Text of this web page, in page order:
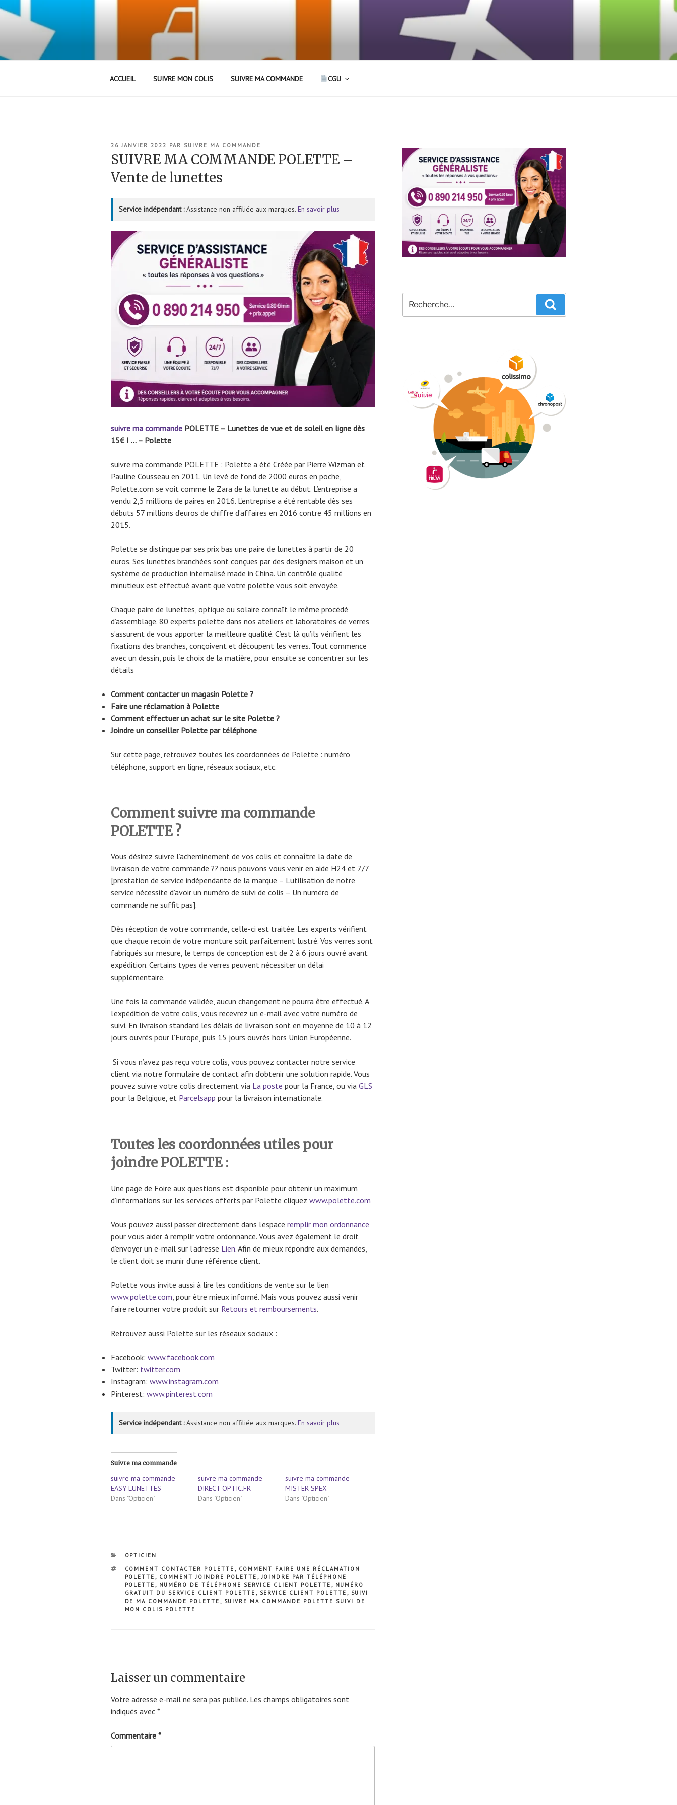
Aller
ACCUEIL SUIVRE MON COLIS SUIVRE MA COMMANDE CGU
PUBLIÉ
LE
26 JANVIER 2022 PAR SUIVRE MA COMMANDE
SUIVRE MA COMMANDE POLETTE –
Vente de lunettes
Service indépendant :Assistance non affiliée aux marques. En savoir plus
suivre ma commande POLETTE – Lunettes de vue et de soleil en ligne dès
15€ I … – Polette
suivre ma commande POLETTE : Polette a été Créée par Pierre Wizman et
Pauline Cousseau en 2011. Un levé de fond de 2000 euros en poche,
Polette.com se voit comme le Zara de la lunette au début. L’entreprise a
vendu 2,5 millions de paires en 2016. L’entreprise a été rentable dès ses
débuts 57 millions d’euros de chiffre d’affaires en 2016 contre 45 millions en
2015.
Polette se distingue par ses prix bas une paire de lunettes à partir de 20
euros. Ses lunettes branchées sont conçues par des designers maison et un
système de production internalisé made in China. Un contrôle qualité
minutieux est effectué avant que votre polette vous soit envoyée.
Chaque paire de lunettes, optique ou solaire connaît le même procédé
d’assemblage. 80 experts polette dans nos ateliers et laboratoires de verres
s’assurent de vous apporter la meilleure qualité. C’est là qu’ils vérifient les
fixations des branches, conçoivent et découpent les verres. Tout commence
avec un dessin, puis le choix de la matière, pour ensuite se concentrer sur les
détails
Comment contacter un magasin Polette ?
Faire une réclamation à Polette
Comment effectuer un achat sur le site Polette ?
Joindre un conseiller Polette par téléphone
Sur cette page, retrouvez toutes les coordonnées de Polette : numéro
téléphone, support en ligne, réseaux sociaux, etc.
Comment suivre ma commande
POLETTE ?
Vous désirez suivre l’acheminement de vos colis et connaître la date de
livraison de votre commande ?? nous pouvons vous venir en aide H24 et 7/7
[prestation de service indépendante de la marque – L’utilisation de notre
service nécessite d’avoir un numéro de suivi de colis – Un numéro de
commande ne suffit pas].
Dès réception de votre commande, celle-ci est traitée. Les experts vérifient
que chaque recoin de votre monture soit parfaitement lustré. Vos verres sont
fabriqués sur mesure, le temps de conception est de 2 à 6 jours ouvré avant
expédition. Certains types de verres peuvent nécessiter un délai
supplémentaire.
Une fois la commande validée, aucun changement ne pourra être effectué. A
l’expédition de votre colis, vous recevrez un e-mail avec votre numéro de
suivi. En livraison standard les délais de livraison sont en moyenne de 10 à 12
jours ouvrés pour l’Europe, puis 15 jours ouvrés hors Union Européenne.
Si vous n’avez pas reçu votre colis, vous pouvez contacter notre service
client via notre formulaire de contact afin d’obtenir une solution rapide. Vous
pouvez suivre votre colis directement via La poste pour la France, ou via GLS
pour la Belgique, et Parcelsapp pour la livraison internationale.
Toutes les coordonnées utiles pour
joindre POLETTE :
Une page de Foire aux questions est disponible pour obtenir un maximum
d’informations sur les services offerts par Polette cliquez www.polette.com
Vous pouvez aussi passer directement dans l’espace remplir mon ordonnance
pour vous aider à remplir votre ordonnance. Vous avez également le droit
d’envoyer un e-mail sur l’adresse Lien. Afin de mieux répondre aux demandes,
le client doit se munir d’une référence client.
Polette vous invite aussi à lire les conditions de vente sur le lien
www.polette.com , pour être mieux informé. Mais vous pouvez aussi venir
faire retourner votre produit sur Retours et remboursements.
Retrouvez aussi Polette sur les réseaux sociaux :
Facebook: www.facebook.com
Twitter: twitter.com
Instagram: www.instagram.com
Pinterest: www.pinterest.com
Service indépendant :Assistance non affiliée aux marques. En savoir plus
Suivre ma commande
suivre ma commande
EASY LUNETTES
Dans "Opticien"
suivre ma commande
DIRECT OPTIC.FR
Dans "Opticien"
suivre ma commande
MISTER SPEX
Dans "Opticien"
CATÉGORIES
OPTICIEN
ÉTIQUETTES
COMMENT CONTACTER POLETTE , COMMENT FAIRE UNE RÉCLAMATION
POLETTE , COMMENT JOINDRE POLETTE ,JOINDRE PAR TÉLÉPHONE
POLETTE , NUMÉRO DE TÉLÉPHONE SERVICE CLIENT POLETTE , NUMÉRO
GRATUIT DU SERVICE CLIENT POLETTE , SERVICE CLIENT POLETTE , SUIVI
DE MA COMMANDE POLETTE , SUIVRE MA COMMANDE POLETTE SUIVI DE
MON COLIS POLETTE
Laisser un commentaire
Votre adresse e-mail ne sera pas publiée. Les champs obligatoires sont
indiqués avec *
Commentaire *
pour